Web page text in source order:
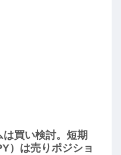
買い検討。短期
）は売りポジショ